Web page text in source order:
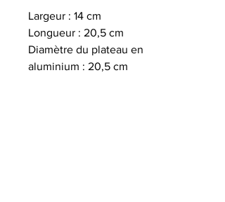
Largeur : 14 cm
Longueur : 20,5 cm
Diamètre du plateau en
aluminium : 20,5 cm